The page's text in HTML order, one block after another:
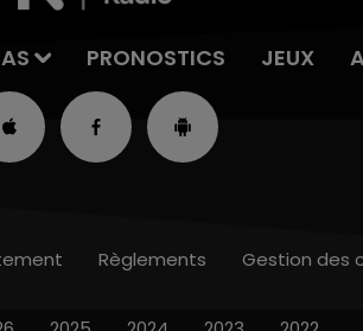
PRONOSTICS JEUX
Règlements Gestion des